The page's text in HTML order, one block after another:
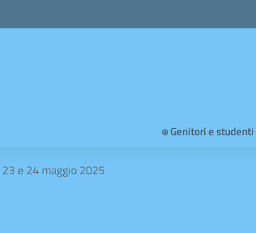
⍟ Genitori e studenti
e 24 maggio 2025